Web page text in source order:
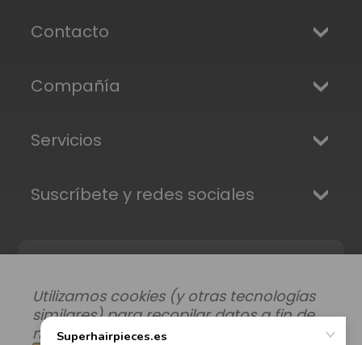
Contacto
Compañía
Servicios
Suscríbete y redes sociales
Utilizamos cookies (y otras tecnologías
similares) para recopilar datos a fin de
mejorar su experiencia de compra.